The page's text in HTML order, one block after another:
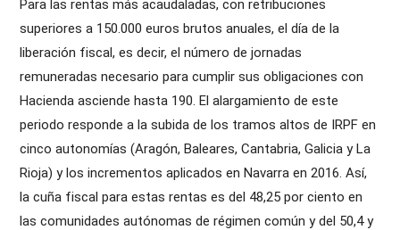
Para las rentas más acaudaladas, con retribuciones
superiores a 150.000 euros brutos anuales, el día de la
liberación fiscal, es decir, el número de jornadas
remuneradas necesario para cumplir sus obligaciones con
Hacienda asciende hasta 190. El alargamiento de este
periodo responde a la subida de los tramos altos de IRPF en
cinco autonomías (Aragón, Baleares, Cantabria, Galicia y La
Rioja) y los incrementos aplicados en Navarra en 2016. Así,
la cuña fiscal para estas rentas es del 48,25 por ciento en
las comunidades autónomas de régimen común y del 50,4 y